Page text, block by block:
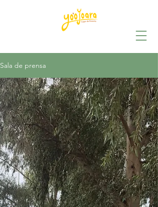
Sala de prensa